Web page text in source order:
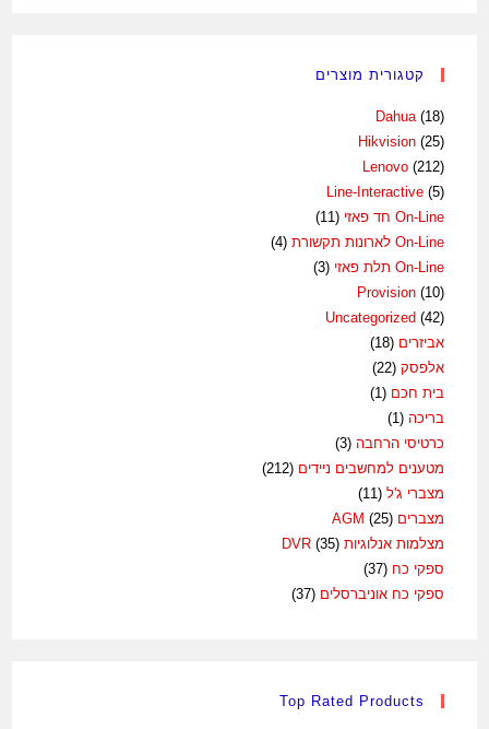
קטגורית מוצרים
Dahua (18)
Hikvision (25)
Lenovo (212)
Line-Interactive (5)
On-Line חד פאזי
(11)
On-Line לארונות תקשורת
(4)
On-Line תלת פאזי
(3)
Provision (10)
Uncategorized (42)
אביזרים (18)
אלפסק (22)
בית חכם (1)
בריכה (1)
כרטיסי הרחבה (3)
מטענים למחשבים ניידים (212)
מצברי ג'ל (11)
מצברים AGM(25)
מצלמות אנלוגיות DVR(35)
ספקי כח (37)
ספקי כח אוניברסלים (37)
Top Rated Products